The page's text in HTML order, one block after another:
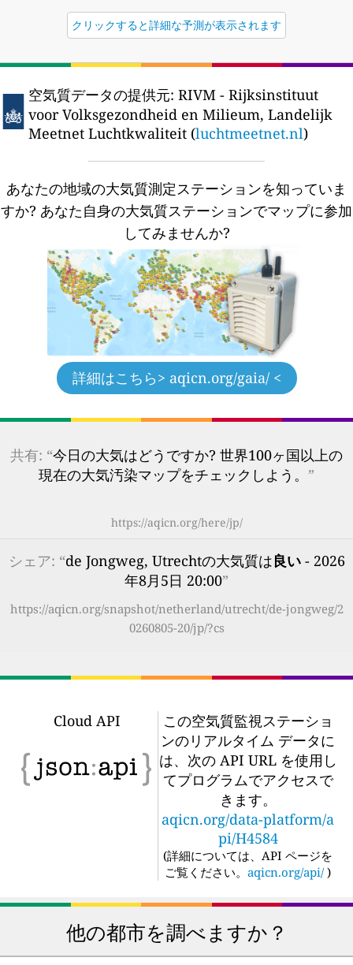
クリックすると詳細な予測が表示されます
空気質データの提供元: RIVM - Rijksinstituut
voor Volksgezondheid en Milieum, Landelijk
Meetnet Luchtkwaliteit (luchtmeetnet.nl)
あなたの地域の大気質測定ステーションを知っていま
すか? あなた自身の大気質ステーションでマップに参加
してみませんか?
詳細はこちら> aqicn.org/gaia/ <
共有: “今日の大気はどうですか? 世界100ヶ国以上の
現在の大気汚染マップをチェックしよう。 ”
https://aqicn.org/here/jp/
シェア: “de Jongweg, Utrechtの大気質は良い- 2026
年8月5日 20:00”
https://aqicn.org/snapshot/netherland/utrecht/de-jongweg/2
0260805-20/jp/?cs
Cloud API
この空気質監視ステーショ
ンのリアルタイム データに
は、次の API URL を使用し
てプログラムでアクセスで
きます。
aqicn.org/data-platform/a
pi/H4584
(詳細については、API ページを
ご覧ください。 aqicn.org/api/ )
他の都市を調べますか？